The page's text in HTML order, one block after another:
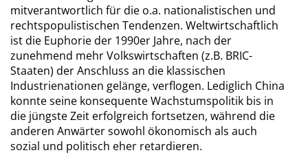
mitverantwortlich für die o.a. nationalistischen und
rechtspopulistischen Tendenzen. Weltwirtschaftlich
ist die Euphorie der 1990er Jahre, nach der
zunehmend mehr Volkswirtschaften (z.B. BRIC-
Staaten) der Anschluss an die klassischen
Industrienationen gelänge, verflogen. Lediglich China
konnte seine konsequente Wachstumspolitik bis in
die jüngste Zeit erfolgreich fortsetzen, während die
anderen Anwärter sowohl ökonomisch als auch
sozial und politisch eher retardieren.